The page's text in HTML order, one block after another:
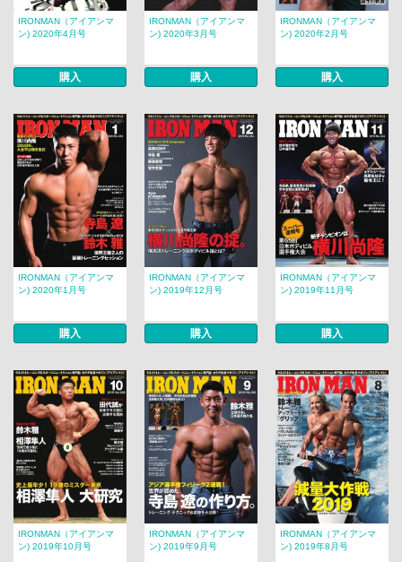
IRONMAN（アイアンマ
ン) 2020年4月号
購入
IRONMAN（アイアンマ
ン) 2020年3月号
購入
IRONMAN（アイアンマ
ン) 2020年2月号
購入
IRONMAN（アイアンマ
ン) 2020年1月号
購入
IRONMAN（アイアンマ
ン) 2019年12月号
購入
IRONMAN（アイアンマ
ン) 2019年11月号
購入
IRONMAN（アイアンマ
ン) 2019年10月号
IRONMAN（アイアンマ
ン) 2019年9月号
IRONMAN（アイアンマ
ン) 2019年8月号